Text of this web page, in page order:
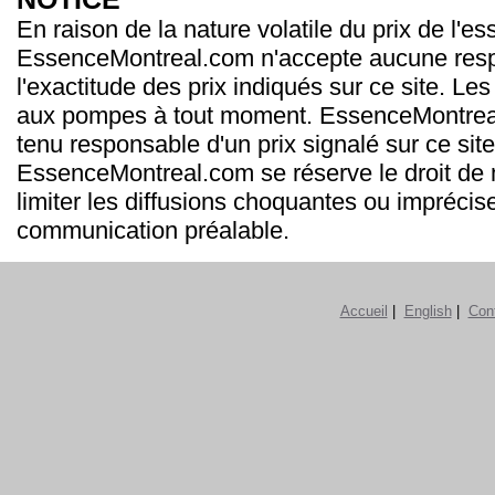
En raison de la nature volatile du prix de
EssenceMontreal.com n'accepte aucune
l'exactitude des prix indiqués sur ce site.
aux pompes à tout moment.
tenu responsable d'un prix signalé sur ce
EssenceMontreal.com se réserve le droit de
limiter les diffusions choquantes ou
communication préalable.
Accueil English|